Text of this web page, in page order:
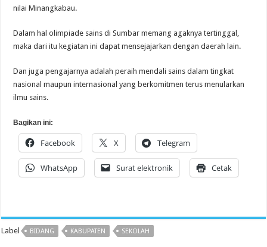
nilai Minangkabau.
Dalam hal olimpiade sains di Sumbar memang agaknya tertinggal,
maka dari itu kegiatan ini dapat mensejajarkan dengan daerah lain.
Dan juga pengajarnya adalah peraih mendali sains dalam tingkat
nasional maupun internasional yang berkomitmen terus menularkan
ilmu sains.
Bagikan ini:
Facebook X Telegram
WhatsApp Surat elektronik Cetak
Label BIDANG KABUPATEN SEKOLAH